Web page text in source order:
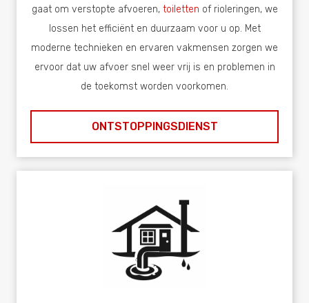
gaat om verstopte afvoeren, toiletten of rioleringen, we
lossen het efficiënt en duurzaam voor u op. Met
moderne technieken en ervaren vakmensen zorgen we
ervoor dat uw afvoer snel weer vrij is en problemen in
de toekomst worden voorkomen.
ONTSTOPPINGSDIENST